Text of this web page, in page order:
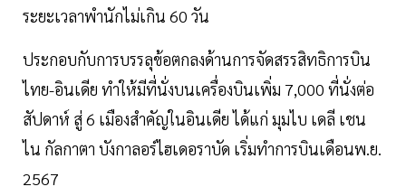
ระยะเวลาพำนักไม่เกิน 60 วัน
ประกอบกับการบรรลุข้อตกลงด้านการจัดสรรสิทธิการบิน
ไทย-อินเดีย ทำให้มีที่นั่งบนเครื่องบินเพิ่ม 7,000 ที่นั่งต่อ
สัปดาห์ สู่ 6 เมืองสำคัญในอินเดีย ได้แก่ มุมไบ เดลี เชน
ไน กัลกาตา บังกาลอร์ไฮเดอราบัด เริ่มทำการบินเดือนพ.ย.
2567